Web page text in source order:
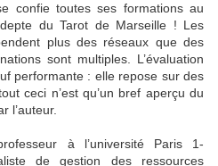
confie toutes ses formations au
du Tarot de Marseille ! Les
plus des réseaux que des
sont multiples. L’évaluation
performante : elle repose sur des
ceci n’est qu’un bref aperçu du
l’auteur.
à l’université Paris 1-
de gestion des ressources